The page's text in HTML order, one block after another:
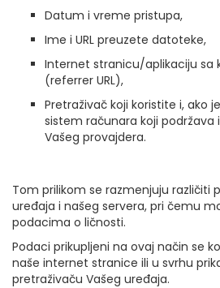
Datum i vreme pristupa,
Ime i URL preuzete datoteke,
Internet stranicu/aplikaciju sa
(referrer URL),
Pretraživač koji koristite i, ako
sistem računara koji podržava
Vašeg provajdera.
Tom prilikom se razmenjuju različiti
uređaja i našeg servera, pri čemu
podacima o ličnosti.
Podaci prikupljeni na ovaj način se
naše internet stranice ili u svrhu
pretraživaču Vašeg uređaja.